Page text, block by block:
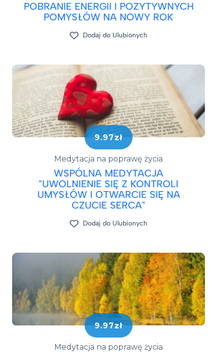
POBRANIE ENERGII I POZYTYWNYCH
POMYSŁÓW NA NOWY ROK
Dodaj do Ulubionych
9.97zł
Medytacja na poprawę życia
WSPÓLNA MEDYTACJA
"UWOLNIENIE SIĘ Z KONTROLI
UMYSŁÓW I OTWARCIE SIĘ NA
CZUCIE SERCA"
Dodaj do Ulubionych
9.97zł
Medytacja na poprawę życia